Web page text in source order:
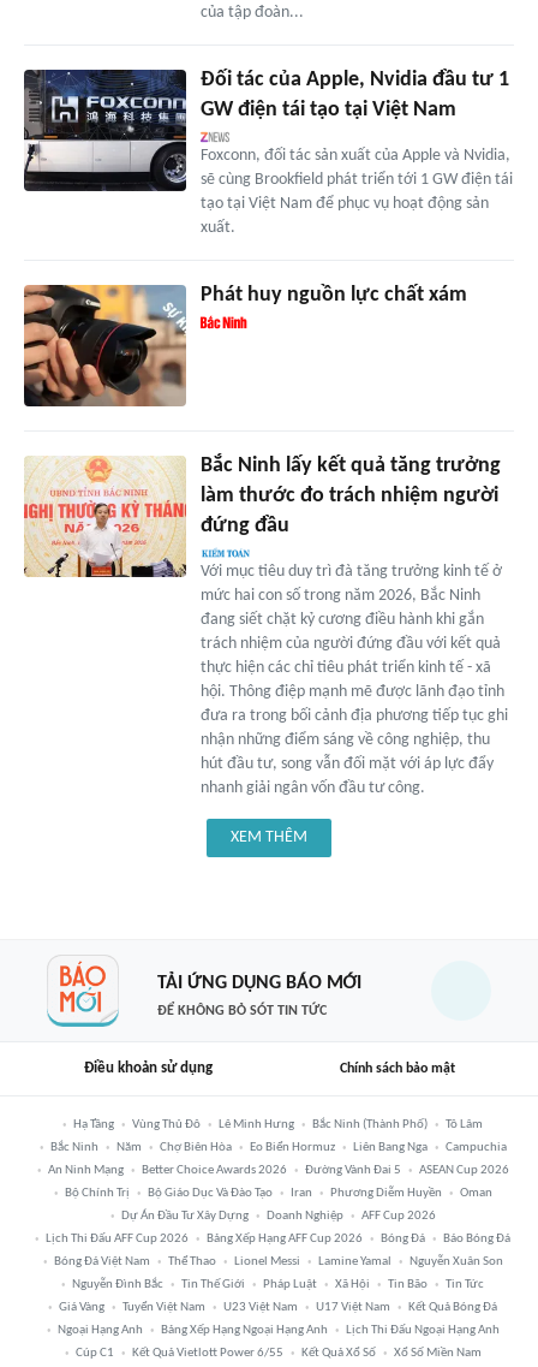
của tập đoàn...
Đối tác của Apple, Nvidia đầu tư 1
GW điện tái tạo tại Việt Nam
Foxconn, đối tác sản xuất của Apple và Nvidia,
sẽ cùng Brookfield phát triển tới 1 GW điện tái
tạo tại Việt Nam để phục vụ hoạt động sản
xuất.
Phát huy nguồn lực chất xám
Bắc Ninh lấy kết quả tăng trưởng
làm thước đo trách nhiệm người
đứng đầu
Với mục tiêu duy trì đà tăng trưởng kinh tế ở
mức hai con số trong năm 2026, Bắc Ninh
đang siết chặt kỷ cương điều hành khi gắn
trách nhiệm của người đứng đầu với kết quả
thực hiện các chỉ tiêu phát triển kinh tế - xã
hội. Thông điệp mạnh mẽ được lãnh đạo tỉnh
đưa ra trong bối cảnh địa phương tiếp tục ghi
nhận những điểm sáng về công nghiệp, thu
hút đầu tư, song vẫn đối mặt với áp lực đẩy
nhanh giải ngân vốn đầu tư công.
XEM THÊM
TẢI ỨNG DỤNG BÁO MỚI
ĐỂ KHÔNG BỎ SÓT TIN TỨC
Điều khoản sử dụng Chính sách bảo mật
Hạ Tầng Vùng Thủ Đô Lê Minh Hưng Bắc Ninh (thành Phố)
Tô Lâm
Bắc Ninh
Năm Chợ Biên Hòa Eo Biển Hormuz Liên Bang Nga
Campuchia
An Ninh Mạng
Better Choice Awards 2026 Đường Vành Đai 5
ASEAN Cup 2026
Bộ Chính Trị
Bộ Giáo Dục Và Đào Tạo Iran Phương Diễm Huyền
Oman
Dự Án Đầu Tư Xây Dựng
Doanh Nghiệp
AFF Cup 2026
Lịch Thi Đấu AFF Cup 2026
Bảng Xếp Hạng AFF Cup 2026 Bóng Đá
Báo Bóng Đá
Bóng Đá Việt Nam
Thể Thao Lionel Messi Lamine Yamal
Nguyễn Xuân Son
Nguyễn Đình Bắc
Tin Thế Giới Pháp Luật Xã Hội Tin Bão
Tin Tức
Giá Vàng
Tuyển Việt Nam U23 Việt Nam U17 Việt Nam
Kết Quả Bóng Đá
Ngoại Hạng Anh
Bảng Xếp Hạng Ngoại Hạng Anh
Lịch Thi Đấu Ngoại Hạng Anh
Cúp C1
Kết Quả Vietlott Power 6/55 Kết Quả Xổ Số Xổ Số Miền Nam